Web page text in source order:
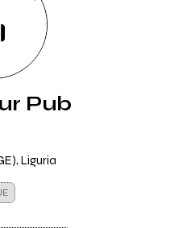
Pub
Liguria